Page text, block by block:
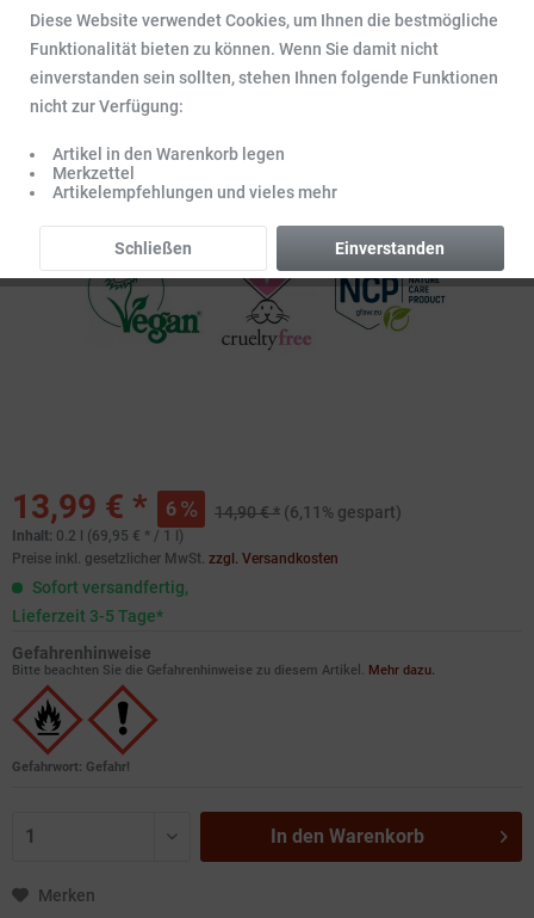
13,99 € * 6 14,90 € * (6,11% gespart)
Inhalt: 0.2 l (69,95 € * / 1 l)
Preise inkl. gesetzlicher MwSt. zzgl. Versandkosten
Sofort versandfertig,
Lieferzeit 3-5 Tage*
Gefahrenhinweise
Bitte beachten Sie die Gefahrenhinweise zu diesem Artikel. Mehr dazu.
Gefahrwort: Gefahr!
In den Warenkorb
Merken
Diese Website verwendet Cookies, um Ihnen die bestmögliche
Funktionalität bieten zu können. Wenn Sie damit nicht
einverstanden sein sollten, stehen Ihnen folgende Funktionen
nicht zur Verfügung:
Artikel in den Warenkorb legen
Merkzettel
Artikelempfehlungen und vieles mehr
Einverstanden
Schließen